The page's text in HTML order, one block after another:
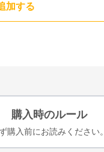
加する
購入時のルール
購入前にお読みください。